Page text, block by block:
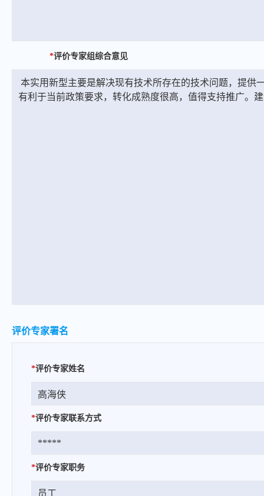
*评价专家组综合意见
评价专家署名
*评价专家姓名
*评价专家联系方式
*评价专家职务